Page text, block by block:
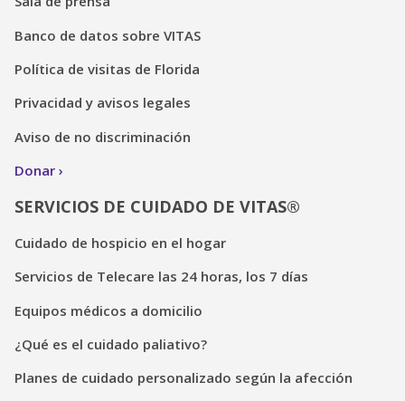
Banco de datos sobre VITAS
Política de visitas de Florida
Privacidad y avisos legales
Aviso de no discriminación
Donar
SERVICIOS DE CUIDADO DE VITAS®
Cuidado de hospicio en el hogar
Servicios de Telecare las 24 horas, los 7 días
Equipos médicos a domicilio
¿Qué es el cuidado paliativo?
Planes de cuidado personalizado según la afección